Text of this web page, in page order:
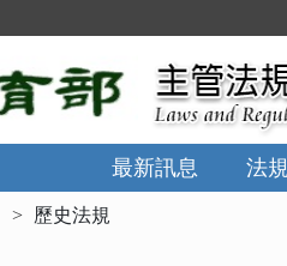
最新訊息 法
歷史法規